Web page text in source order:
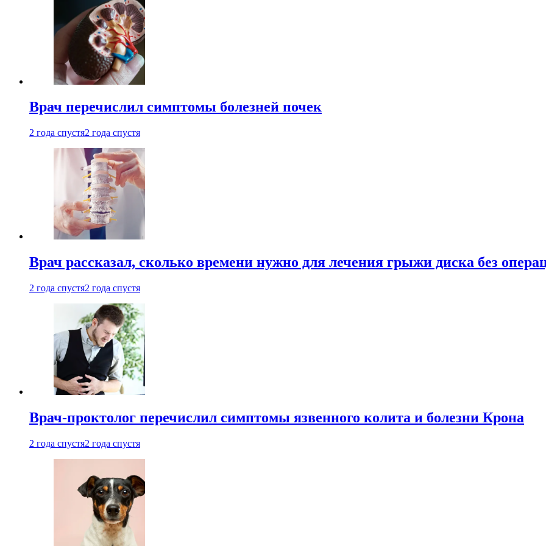
Врач перечислил симптомы болезней почек
2 года спустя2 года спустя
Врач рассказал, сколько времени нужно для лечения грыжи диска без
2 года спустя2 года спустя
Врач-проктолог перечислил симптомы язвенного колита и болезни Крона
2 года спустя2 года спустя